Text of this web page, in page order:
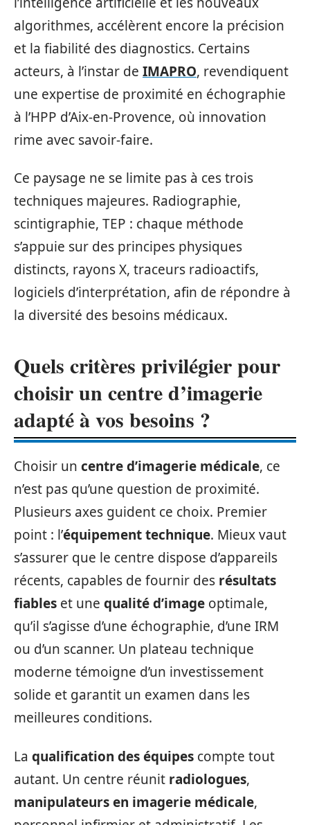
algorithmes, accélèrent encore la précision
et la fiabilité des diagnostics. Certains
acteurs, à l’instar de IMAPRO, revendiquent
une expertise de proximité en échographie
à l’HPP d’Aix-en-Provence, où innovation
rime avec savoir-faire.
Ce paysage ne se limite pas à ces trois
techniques majeures. Radiographie,
scintigraphie, TEP : chaque méthode
s’appuie sur des principes physiques
distincts, rayons X, traceurs radioactifs,
logiciels d’interprétation, afin de répondre à
la diversité des besoins médicaux.
Quels critères privilégier pour
choisir un centre d’imagerie
adapté à vos besoins ?
Choisir un centre d’imagerie médicale, ce
n’est pas qu’une question de proximité.
Plusieurs axes guident ce choix. Premier
point : l’équipement technique. Mieux vaut
s’assurer que le centre dispose d’appareils
récents, capables de fournir des résultats
fiables et une qualité d’image optimale,
qu’il s’agisse d’une échographie, d’une IRM
ou d’un scanner. Un plateau technique
moderne témoigne d’un investissement
solide et garantit un examen dans les
meilleures conditions.
La qualification des équipes compte tout
autant. Un centre réunit radiologues,
manipulateurs en imagerie médicale,